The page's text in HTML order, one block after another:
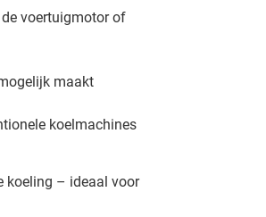
voertuigmotor of
maakt
koelmachines
koeling – ideaal voor